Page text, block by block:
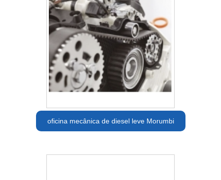
oficina mecânica de diesel leve Morumbi